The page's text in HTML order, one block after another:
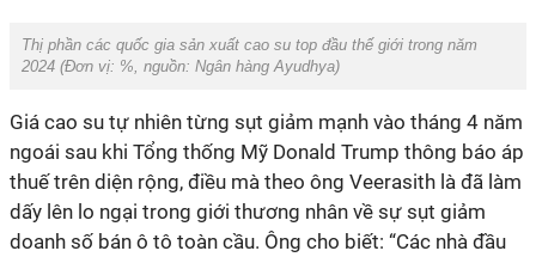
Thị phần các quốc gia sản xuất cao su top đầu thế giới trong năm
2024 (Đơn vị: %, nguồn: Ngân hàng Ayudhya)
Giá cao su tự nhiên từng sụt giảm mạnh vào tháng 4 năm
ngoái sau khi Tổng thống Mỹ Donald Trump thông báo áp
thuế trên diện rộng, điều mà theo ông Veerasith là đã làm
dấy lên lo ngại trong giới thương nhân về sự sụt giảm
doanh số bán ô tô toàn cầu. Ông cho biết: “Các nhà đầu